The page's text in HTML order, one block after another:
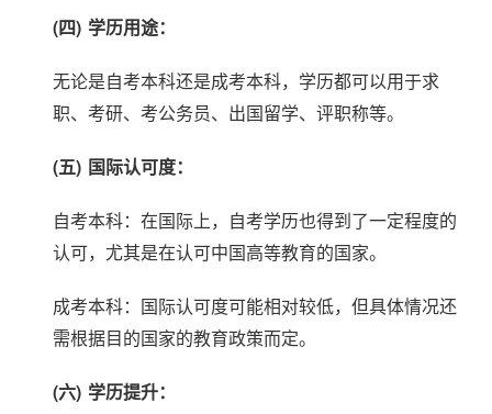
(四) 学历用途：
无论是自考本科还是成考本科，学历都可以用于求
职、考研、考公务员、出国留学、评职称等。
(五) 国际认可度：
自考本科：在国际上，自考学历也得到了一定程度的
认可，尤其是在认可中国高等教育的国家。
成考本科：国际认可度可能相对较低，但具体情况还
需根据目的国家的教育政策而定。
(六) 学历提升：